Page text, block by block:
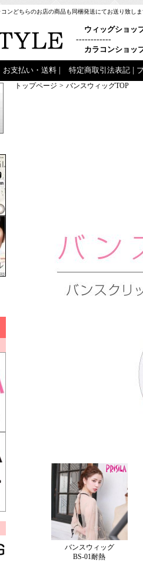
ンどちらのお店の商品も同梱発送にてお送り致し
ウィッグショッ
------------
カラコンショッ
お支払い・送料 特定商取引法表記
トップページ > バンスウィッグTOP
バンスウィッグ
BS-01耐熱